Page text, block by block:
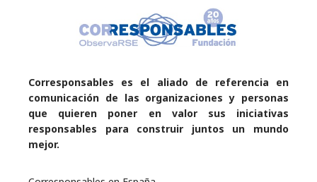
Corresponsables es el aliado de referencia en
comunicación de las organizaciones y personas
que quieren poner en valor sus iniciativas
responsables para construir juntos un mundo
mejor.